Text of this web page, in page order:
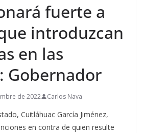
fuerte a
introduzcan
en las
Gobernador
de 2022 Carlos Nava
Cuitláhuac García Jiménez,
en contra de quien resulte